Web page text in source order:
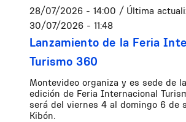
28/07/2026 - 14:00 / Última
30/07/2026 - 11:48
Lanzamiento de la Feria
Turismo 360
Montevideo organiza y es sede de
edición de Feria Internacional
será del viernes 4 al domingo 6 de
Kibón.